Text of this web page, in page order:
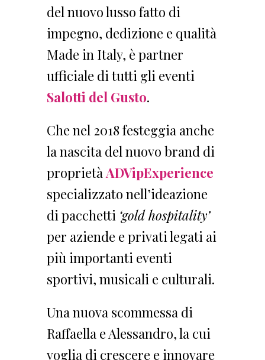
del nuovo lusso fatto di
impegno, dedizione e qualità
Made in Italy, è partner
ufficiale di tutti gli eventi
Salotti del Gusto.
Che nel 2018 festeggia anche
la nascita del nuovo brand di
proprietà ADVipExperience
specializzato nell’ideazione
di pacchetti ‘gold hospitality’
per aziende e privati legati ai
più importanti eventi
sportivi, musicali e culturali.
Una nuova scommessa di
Raffaella e Alessandro, la cui
voglia di crescere e innovare